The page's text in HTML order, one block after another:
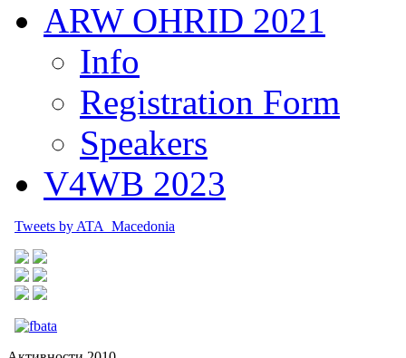
ARW OHRID 2021
Info
Registration Form
Speakers
V4WB 2023
Tweets by ATA_Macedonia